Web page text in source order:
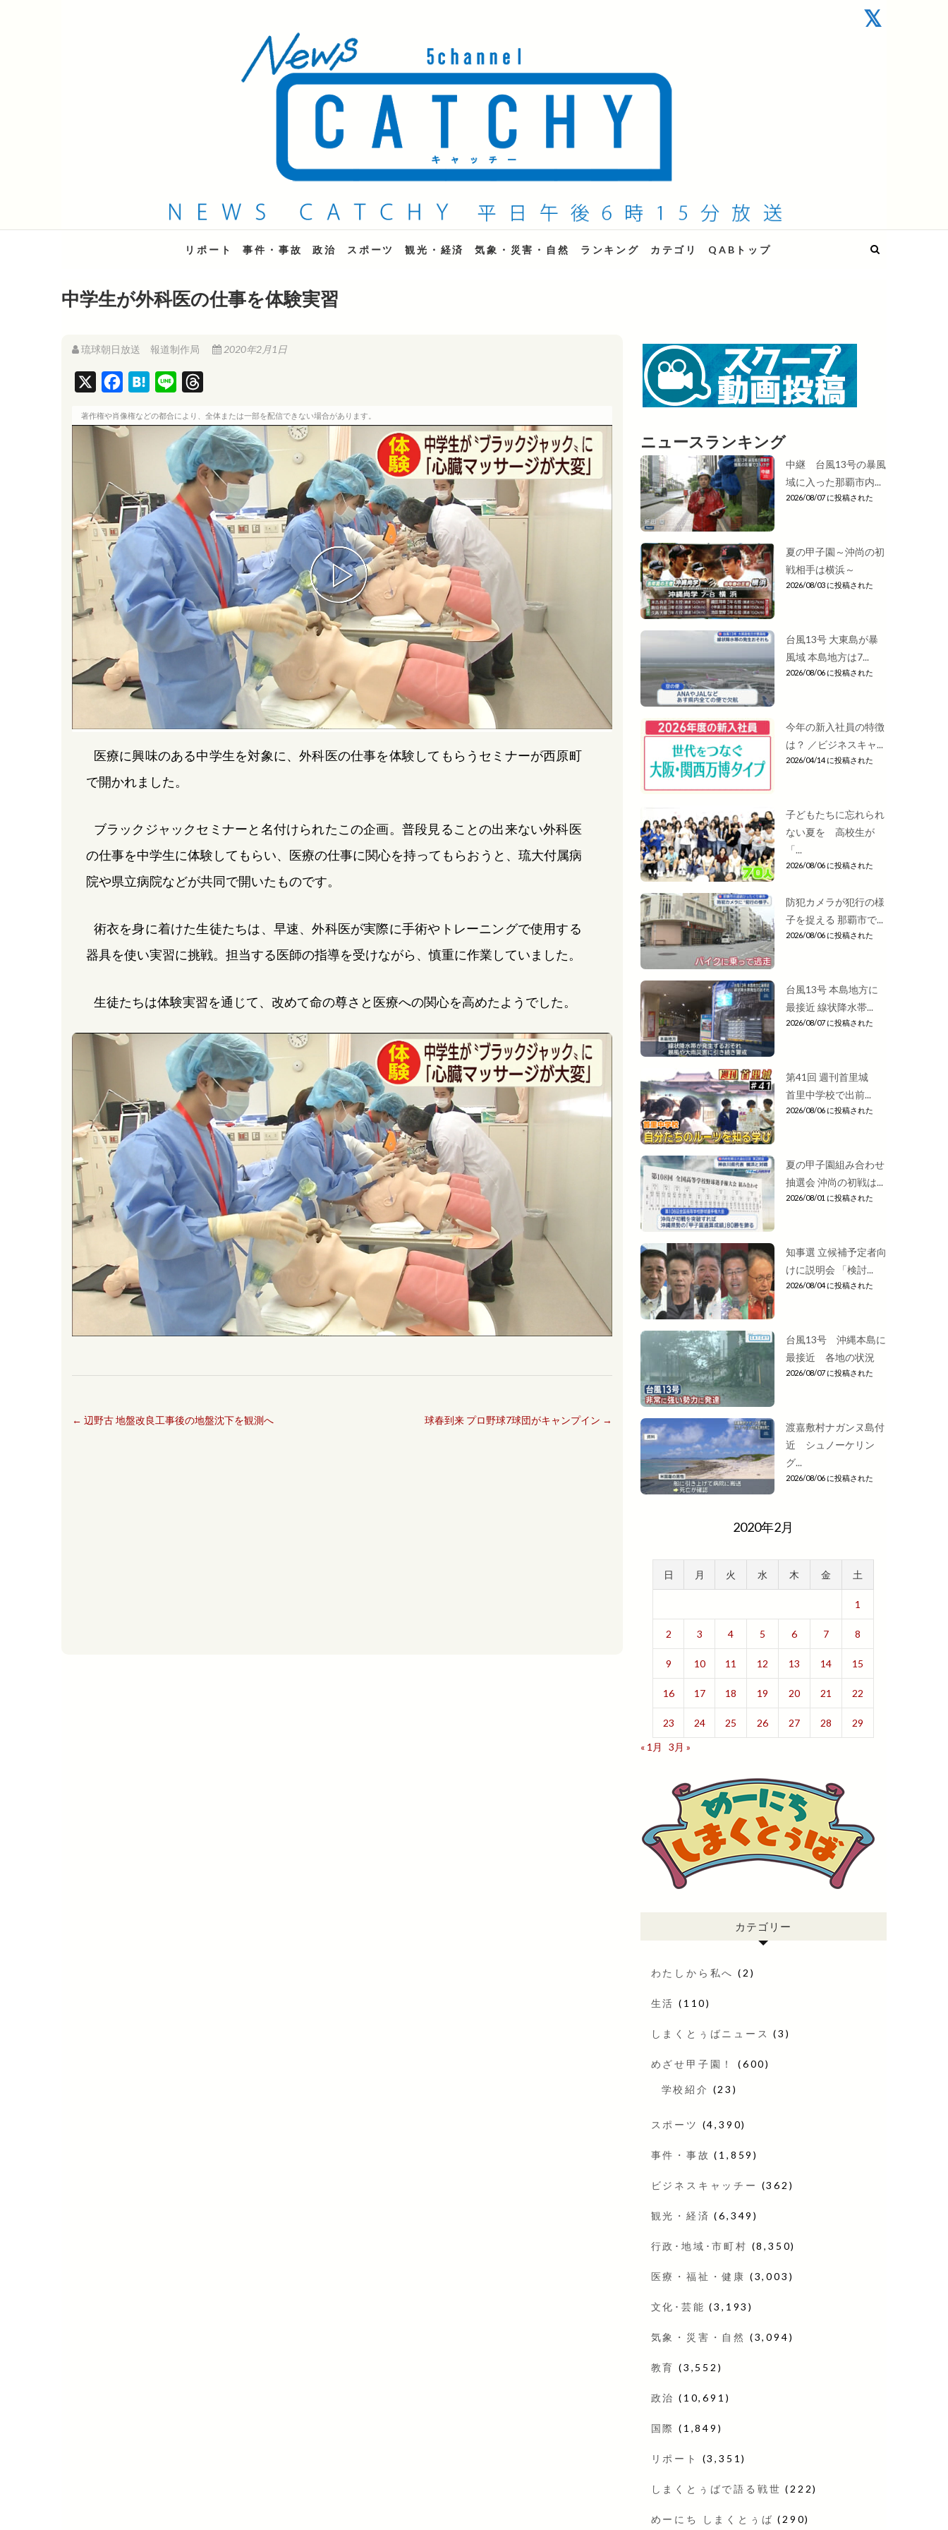
QAB NEWS Headline
キャッチー 月曜〜金曜 午後6時15分放送
リポート 事件・事故 政治 スポーツ 観光・経済 気象・災害・自然 ランキング カテゴリ QABトップ
中学生が外科医の仕事を体験実習
琉球朝日放送 報道制作局 2020年2月1日
c
o
o
k
H
t
n
e
r
e
a
d
著作権や肖像権などの都合により、全体または一部を配信できない場合があります。
医療に興味のある中学生を対象に、外科医の仕事を体験してもらうセミナーが西原町
で開かれました。
ブラックジャックセミナーと名付けられたこの企画。普段見ることの出来ない外科医
の仕事を中学生に体験してもらい、医療の仕事に関心を持ってもらおうと、琉大付属病
院や県立病院などが共同で開いたものです。
術衣を身に着けた生徒たちは、早速、外科医が実際に手術やトレーニングで使用する
器具を使い実習に挑戦。担当する医師の指導を受けながら、慎重に作業していました。
生徒たちは体験実習を通じて、改めて命の尊さと医療への関心を高めたようでした。
← 辺野古 地盤改良工事後の地盤沈下を観測へ 球春到来 プロ野球7球団がキャンプイン →
ニュースランキング
中継 台風13号の暴風
域に入った那覇市内...
2026/08/07 に投稿された
夏の甲子園～沖尚の初
戦相手は横浜～
2026/08/03 に投稿された
台風13号 大東島が暴
風域 本島地方は7...
2026/08/06 に投稿された
今年の新入社員の特徴
は？ ／ビジネスキャ...
2026/04/14 に投稿された
子どもたちに忘れられ
ない夏を 高校生が
「...
2026/08/06 に投稿された
防犯カメラが犯行の様
子を捉える 那覇市で...
2026/08/06 に投稿された
台風13号 本島地方に
最接近 線状降水帯...
2026/08/07 に投稿された
第41回 週刊首里城
首里中学校で出前...
2026/08/06 に投稿された
夏の甲子園組み合わせ
抽選会 沖尚の初戦は...
2026/08/01 に投稿された
知事選 立候補予定者向
けに説明会 「検討...
2026/08/04 に投稿された
台風13号 沖縄本島に
最接近 各地の状況
2026/08/07 に投稿された
渡嘉敷村ナガンヌ島付
近 シュノーケリン
グ...
2026/08/06 に投稿された
2020年2月
日 月 火 水 木 金 土
1
2 3 4 5 6 7 8
9 10 11 12 13 14 15
16 17 18 19 20 21 22
23 24 25 26 27 28
29
« 1月
3月 »
カテゴリー
わたしから私へ (2)
生活 (110)
しまくとぅばニュース (3)
めざせ甲子園！ (600)
学校紹介 (23)
スポーツ (4,390)
事件・事故 (1,859)
ビジネスキャッチー (362)
観光・経済 (6,349)
行政･地域･市町村 (8,350)
医療・福祉・健康 (3,003)
文化･芸能 (3,193)
気象・災害・自然 (3,094)
教育 (3,552)
政治 (10,691)
国際 (1,849)
リポート (3,351)
しまくとぅばで語る戦世 (222)
めーにち しまくとぅば (290)